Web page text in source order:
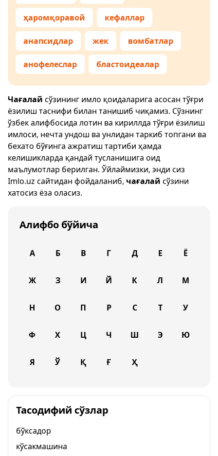
ҳаромқоравой кефаллар
анапсидлар жек вомбатлар
анофелеслар бластоидеалар
Чағалай сўзининг имло қоидаларига асосан тўғри
ёзилиш таснифи билан танишиб чиқамиз. Сўзнинг
ўзбек алифбосида лотин ва кириллда тўғри ёзилиш
имлоси, нечта ундош ва унлидан таркиб топгани ва
бехато бўғинга ажратиш тартиби ҳамда
келишикларда қандай тусланишига оид
маълумотлар берилган. Ўйлаймизки, энди сиз
Imlo.uz сайтидан фойдаланиб, чағалай сўзини
хатосиз ёза оласиз.
Алифбо бўйича
А Б В Г Д Е Ё
Ж З И Й К Л М
Н О П Р С Т У
Ф Х Ц Ч Ш Э Ю
Я Ў Қ Ғ Ҳ
Тасодифий сўзлар
бўксадор
кўсакмашина